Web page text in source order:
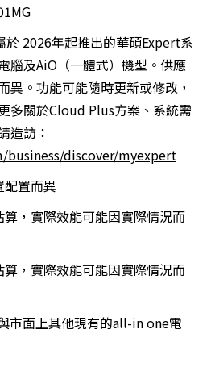
於 2026年起推出的華碩Expert系
腦及AiO（一體式）機型。供應
異。功能可能隨時更新或修改，
多關於Cloud Plus方案、系統需
造訪：
business/discover/myexpert
置而異
，實際效能可能因實際情況而
，實際效能可能因實際情況而
市面上其他現有的all-in one電